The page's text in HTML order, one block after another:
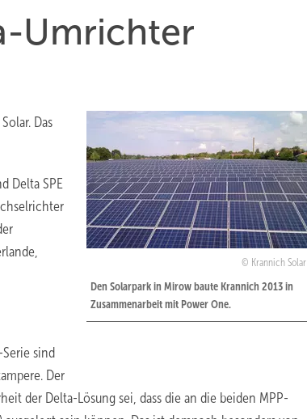
Umrichter
Krannich Solar
Den Solarpark in Mirow baute Krannich 2013 in
Zusammenarbeit mit Power One.
Das
Delta SPE
sind
Der
der Delta-Lösung sei, dass die an die beiden MPP-